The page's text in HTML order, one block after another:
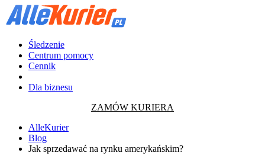
Śledzenie
Centrum pomocy
Cennik
Dla biznesu
ZAMÓW KURIERA
AlleKurier
Blog
Jak sprzedawać na rynku amerykańskim?